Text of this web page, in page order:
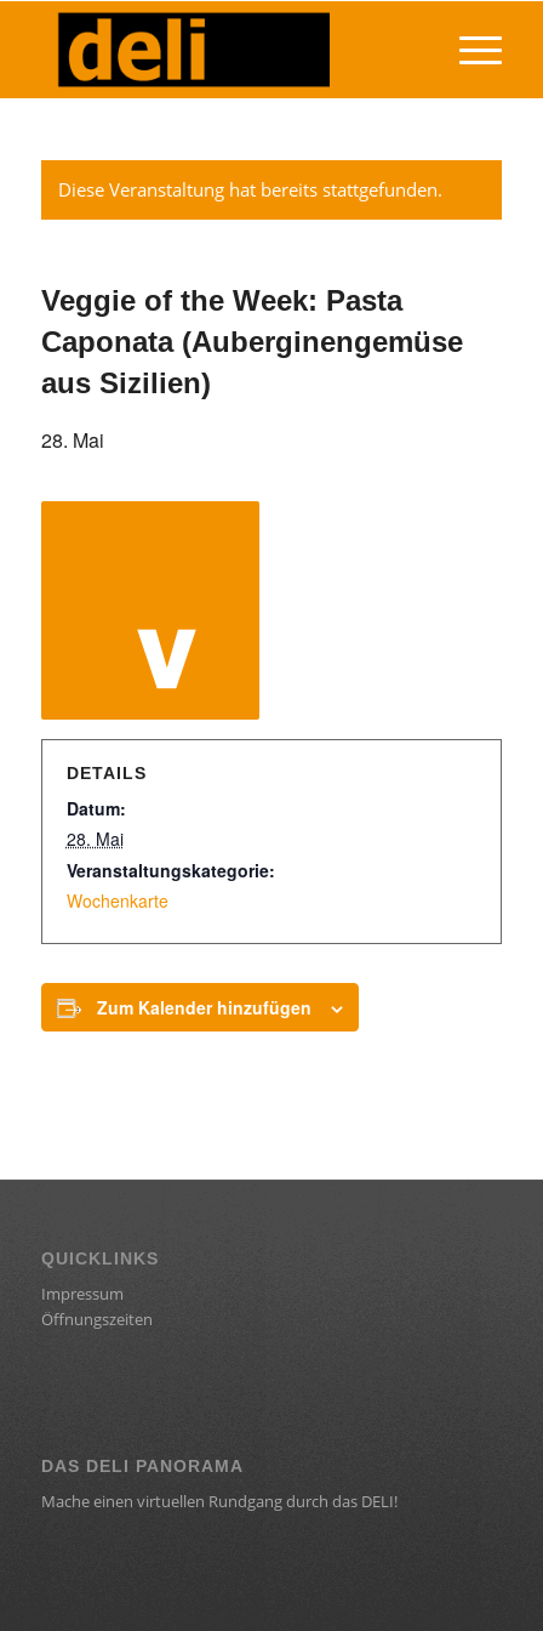
Diese Veranstaltung hat bereits stattgefunden.
Veggie of the Week: Pasta
Caponata (Auberginengemüse
aus Sizilien)
28. Mai
DETAILS
Datum:
28. Mai
Veranstaltungskategorie:
Wochenkarte
Zum Kalender hinzufügen
QUICKLINKS
Impressum
Öffnungszeiten
DAS DELI PANORAMA
Mache einen virtuellen Rundgang durch das DELI!